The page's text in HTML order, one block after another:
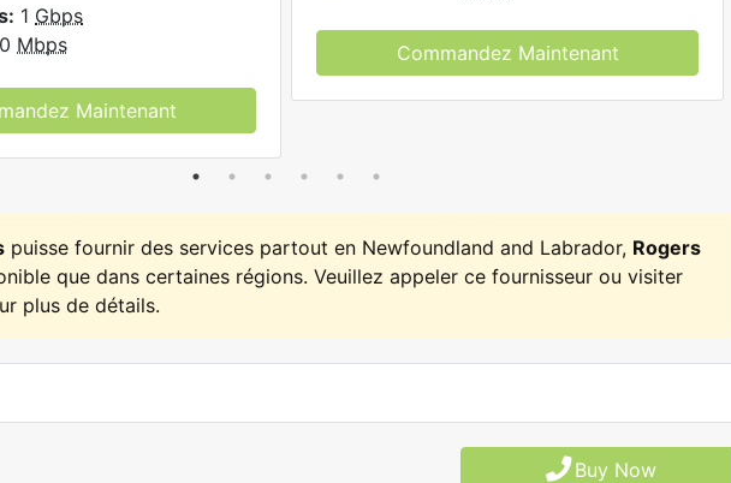
1 Gbps
Mbps
Maintenant
Commandez Maintenant
puisse fournir des services partout en Newfoundland and Labrador, Rogers
que dans certaines régions. Veuillez appeler ce fournisseur ou visiter
plus de détails.
Buy Now